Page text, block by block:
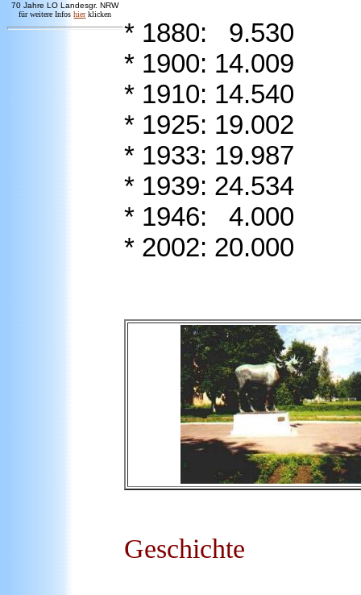
70 Jahre LO Landesgr. NRW
für weitere Infoshier klicken
* 1880: 9.530
* 1900: 14.009
* 1910: 14.540
* 1925: 19.002
* 1933: 19.987
* 1939: 24.534
* 1946: 4.000
* 2002: 20.000
Geschichte